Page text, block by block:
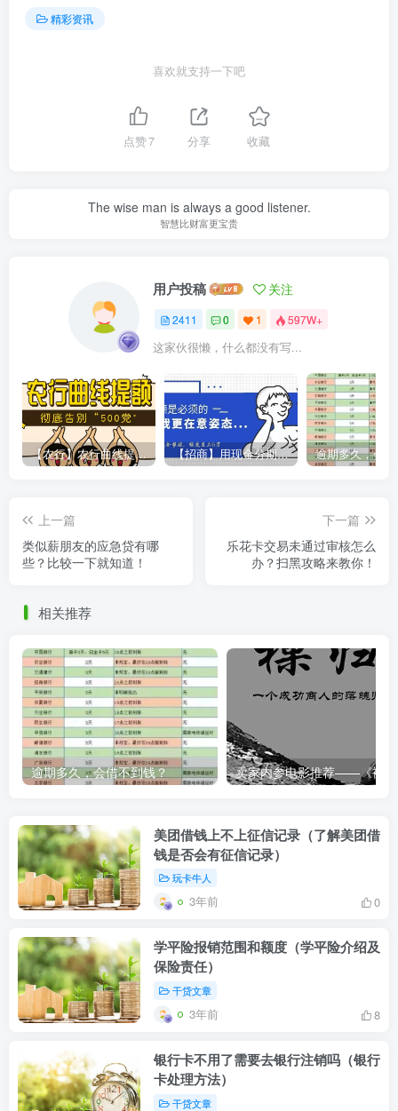
精彩资讯
喜欢就支持一下吧
点赞7 分享 收藏
The wise man is always a good listener.
智慧比财富更宝贵
用户投稿 关注
2411 0 1 597W+
这家伙很懒，什么都没有写...
【农行】农行曲线提额，彻底告别“500党” 【招商】用现金分期提额，额度直上6万
上一篇
类似薪朋友的应急贷有哪
些？比较一下就知道！
下一篇
乐花卡交易未通过审核怎么
办？扫黑攻略来教你！
相关推荐
逾期多久，会借不到钱？
美团借钱上不上征信记录（了解美团借
钱是否会有征信记录）
玩卡牛人
3年前 0
学平险报销范围和额度（学平险介绍及
保险责任）
干贷文章
3年前 8
银行卡不用了需要去银行注销吗（银行
卡处理方法）
干贷文章